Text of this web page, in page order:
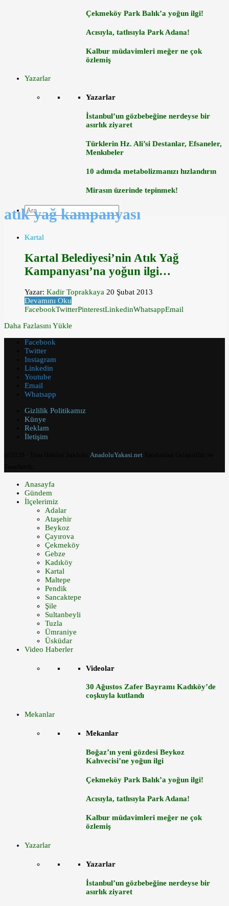
Çekmeköy Park Balık’a yoğun ilgi!
Acısıyla, tatlısıyla Park Adana!
Kalbur müdavimleri meğer ne çok
özlemiş
Yazarlar
Yazarlar
İstanbul’un gözbebeğine nerdeyse bir
asırlık ziyaret
Türklerin Hz. Ali’si Destanlar, Efsaneler,
Menkıbeler
10 adımda metabolizmanızı hızlandırın
Mirasın üzerinde tepinmek!
atık yağ kampanyası
Kartal
Kartal Belediyesi’nin Atık Yağ
Kampanyası’na yoğun ilgi…
Yazar: Kadir Toprakkaya 20 Şubat 2013
Devamını Oku
FacebookTwitterPinterestLinkedinWhatsappEmail
Daha Fazlasını Yükle
Facebook
Twitter
Instagram
Linkedin
Youtube
Email
Whatsapp
Gizlilik Politikamız
Künye
Reklam
İletişim
AnadoluYakasi.net
Anasayfa
Gündem
İlçelerimiz
Adalar
Ataşehir
Beykoz
Çayırova
Çekmeköy
Gebze
Kadıköy
Kartal
Maltepe
Pendik
Sancaktepe
Şile
Sultanbeyli
Tuzla
Ümraniye
Üsküdar
Video Haberler
Videolar
30 Ağustos Zafer Bayramı Kadıköy’de
coşkuyla kutlandı
Mekanlar
Mekanlar
Boğaz’ın yeni gözdesi Beykoz
Kahvecisi’ne yoğun ilgi
Çekmeköy Park Balık’a yoğun ilgi!
Acısıyla, tatlısıyla Park Adana!
Kalbur müdavimleri meğer ne çok
özlemiş
Yazarlar
Yazarlar
İstanbul’un gözbebeğine nerdeyse bir
asırlık ziyaret